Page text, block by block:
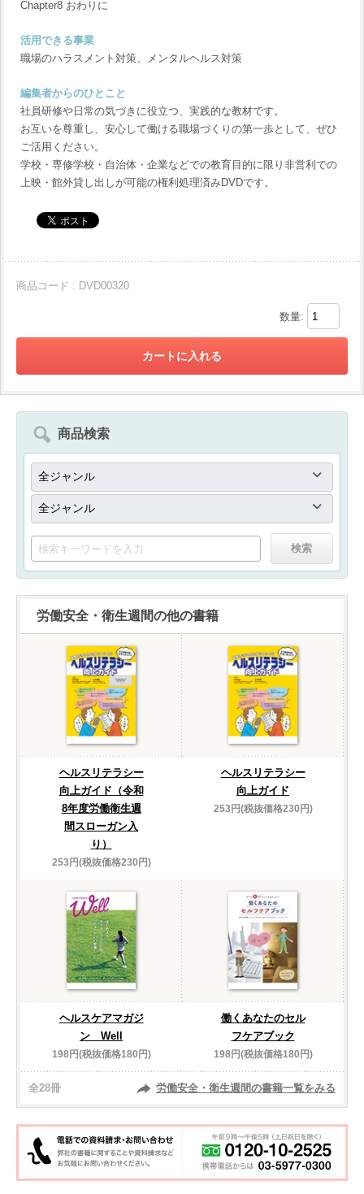
Chapter8 おわりに
活用できる事業
職場のハラスメント対策、メンタルヘルス対策
編集者からのひとこと
社員研修や日常の気づきに役立つ、実践的な教材です。
お互いを尊重し、安心して働ける職場づくりの第一歩として、ぜひ
ご活用ください。
学校・専修学校・自治体・企業などでの教育目的に限り非営利での
上映・館外貸し出しが可能の権利処理済みDVDです。
商品コード : DVD00320
数量:
商品検索
労働安全・衛生週間の他の書籍
ヘルスリテラシー
向上ガイド（令和
8年度労働衛生週
間スローガン入
り）
253円(税抜価格230円)
ヘルスリテラシー
向上ガイド
253円(税抜価格230円)
ヘルスケアマガジ
ン Well
198円(税抜価格180円)
働くあなたのセル
フケアブック
198円(税抜価格180円)
全28冊 労働安全・衛生週間の書籍一覧をみる